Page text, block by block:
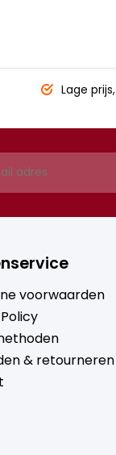
Lage prijs,
voorwaarden
& retourneren